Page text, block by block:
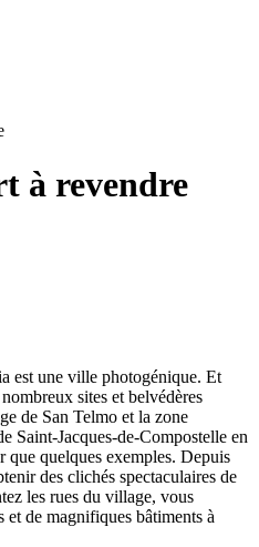
à revendre
est une ville photogénique. Et
sites et belvédères
de San Telmo et la zone
Saint-Jacques-de-Compostelle en
quelques exemples. Depuis
des clichés spectaculaires de
les rues du village, vous
de magnifiques bâtiments à